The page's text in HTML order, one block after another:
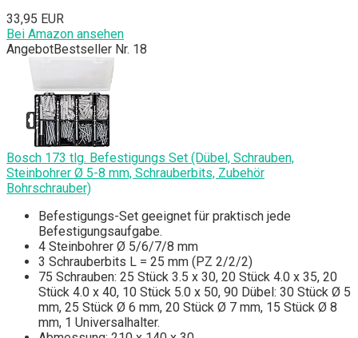
33,95 EUR
Bei Amazon ansehen
AngebotBestseller Nr. 18
Bosch 173 tlg. Befestigungs Set (Dübel, Schrauben,
Steinbohrer Ø 5-8 mm, Schrauberbits, Zubehör
Bohrschrauber)
Befestigungs-Set geeignet für praktisch jede
Befestigungsaufgabe.
4 Steinbohrer Ø 5/6/7/8 mm
3 Schrauberbits L = 25 mm (PZ 2/2/2)
75 Schrauben: 25 Stück 3.5 x 30, 20 Stück 4.0 x 35, 20
Stück 4.0 x 40, 10 Stück 5.0 x 50, 90 Dübel: 30 Stück Ø 5
mm, 25 Stück Ø 6 mm, 20 Stück Ø 7 mm, 15 Stück Ø 8
mm, 1 Universalhalter.